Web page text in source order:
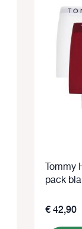
Tommy
pack
€ 42,90